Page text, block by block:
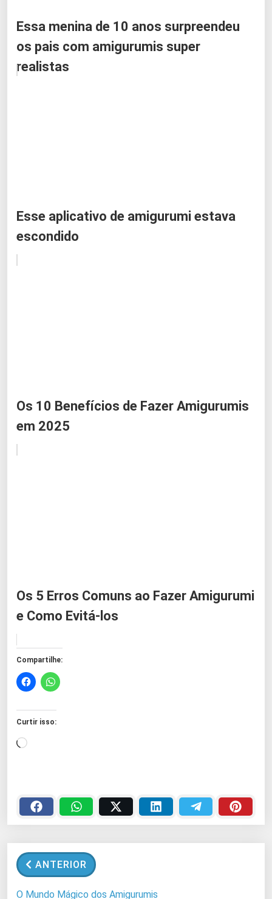
Essa menina de 10 anos surpreendeu
os pais com amigurumis super
realistas
Esse aplicativo de amigurumi estava
escondido
Os 10 Benefícios de Fazer Amigurumis
em 2025
Os 5 Erros Comuns ao Fazer Amigurumi
e Como Evitá-los
Compartilhe:
Curtir isso:
C
e
g
n
d
o
ANTERIOR
O Mundo Mágico dos Amigurumis